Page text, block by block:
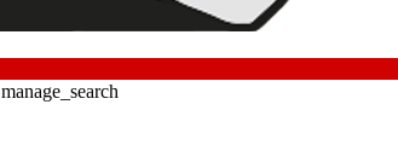
manage_search